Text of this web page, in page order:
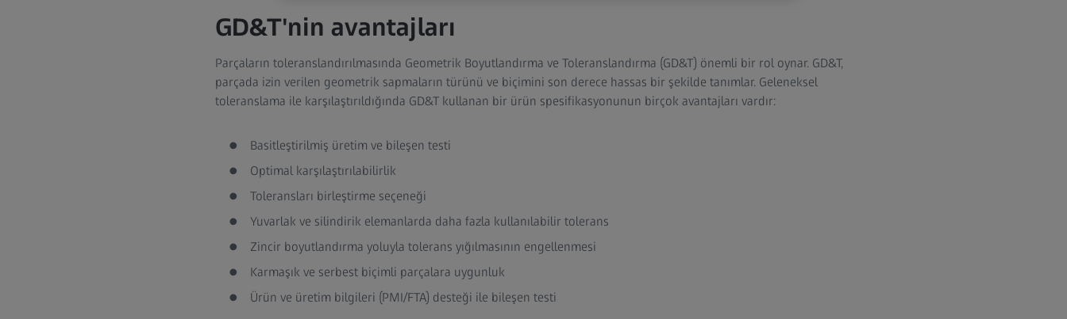
GD&T'nin avantajları
Parçaların toleranslandırılmasında Geometrik Boyutlandırma ve Toleranslandırma (GD&T) önemli bir rol oynar. GD&T,
parçada izin verilen geometrik sapmaların türünü ve biçimini son derece hassas bir şekilde tanımlar. Geleneksel
toleranslama ile karşılaştırıldığında GD&T kullanan bir ürün spesifikasyonunun birçok avantajları vardır:
Basitleştirilmiş üretim ve bileşen testi
Optimal karşılaştırılabilirlik
Toleransları birleştirme seçeneği
Yuvarlak ve silindirik elemanlarda daha fazla kullanılabilir tolerans
Zincir boyutlandırma yoluyla tolerans yığılmasının engellenmesi
Karmaşık ve serbest biçimli parçalara uygunluk
Ürün ve üretim bilgileri (PMI/FTA) desteği ile bileşen testi